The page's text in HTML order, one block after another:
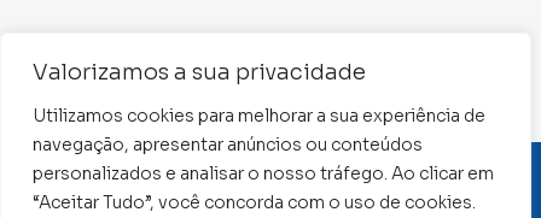
Valorizamos a sua privacidade
Utilizamos cookies para melhorar a sua experiência de
navegação, apresentar anúncios ou conteúdos
personalizados e analisar o nosso tráfego. Ao clicar em
“Aceitar Tudo”, você concorda com o uso de cookies.
Tel: (62) 3240-2230
CNPJ: 01.015.676/0001-11
Conselho Regional de Contabilidade de Goiás 2022 –